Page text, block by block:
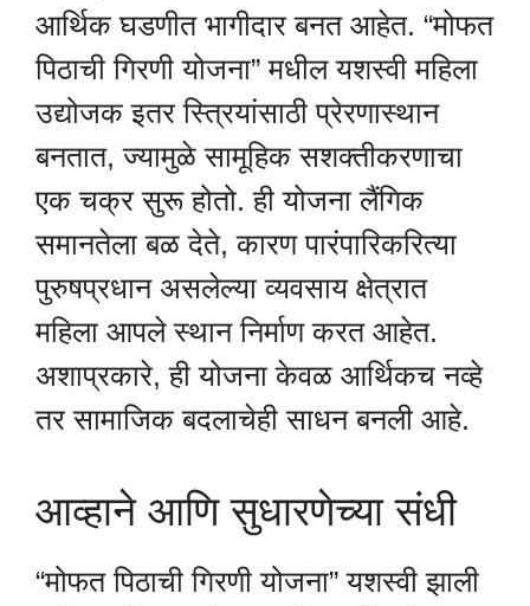
आर्थिक घडणीत भागीदार बनत आहेत. “मोफत
पिठाची गिरणी योजना” मधील यशस्वी महिला
उद्योजक इतर स्त्रियांसाठी प्रेरणास्थान
बनतात, ज्यामुळे सामूहिक सशक्तीकरणाचा
एक चक्र सुरू होतो. ही योजना लैंगिक
समानतेला बळ देते, कारण पारंपारिकरित्या
पुरुषप्रधान असलेल्या व्यवसाय क्षेत्रात
महिला आपले स्थान निर्माण करत आहेत.
अशाप्रकारे, ही योजना केवळ आर्थिकच नव्हे
तर सामाजिक बदलाचेही साधन बनली आहे.
आव्हाने आणि सुधारणेच्या संधी
“मोफत पिठाची गिरणी योजना” यशस्वी झाली